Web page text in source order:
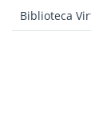
Biblioteca